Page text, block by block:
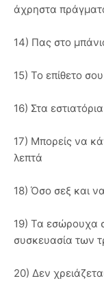
άχρηστα
14) Πας στο
15) Το επίθετο
16) Στα
17) Μπορείς να
λεπτά
18) Όσο σεξ και
19) Τα εσώρουχα
συσκευασία των
20) Δεν